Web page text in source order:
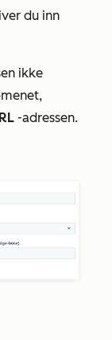
du inn
ikke
-adressen.